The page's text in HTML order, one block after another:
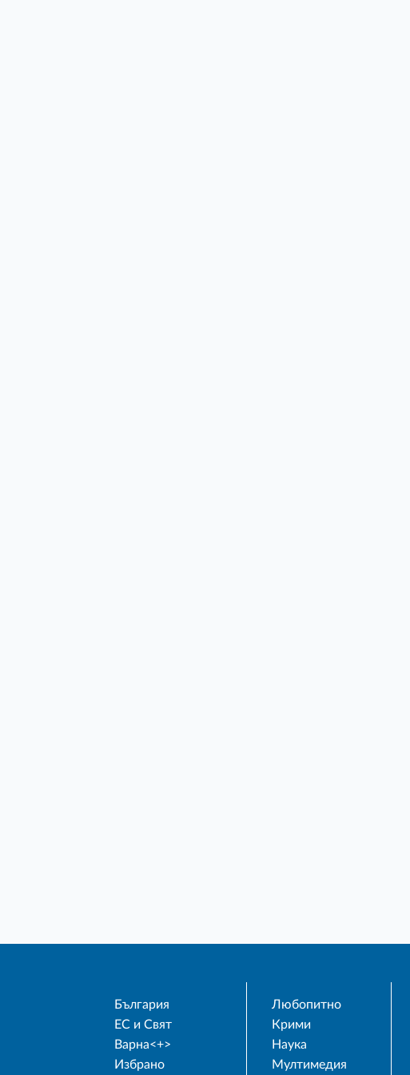
България
ЕС и Свят
Варна<+>
Избрано
Любопитно
Крими
Наука
Мултимедия